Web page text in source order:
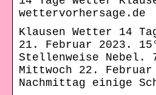
wettervorhersage.de
Klausen Wetter 14
21. Februar 2023.
Stellenweise Nebel.
Mittwoch 22. Februar
Nachmittag einige